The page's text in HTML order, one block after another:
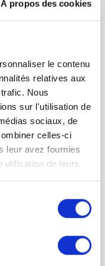
À propos des cookies
le contenu
relatives aux
Nous
sur l'utilisation de
sociaux, de
celles-ci
leur avez fournies
utilisation de leurs
façon
1
américain, en
droit de
de ce visa se
de
Verte.
ayant des
connue et